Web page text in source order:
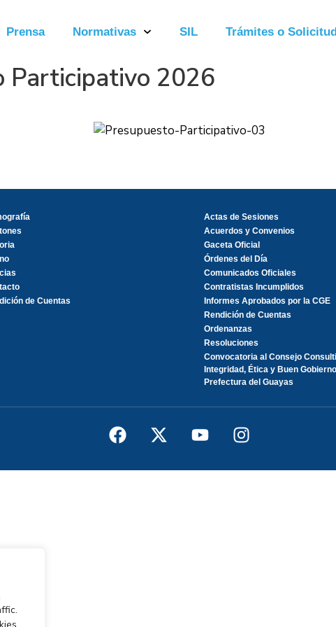
Prensa Normativas SIL Trámites o
Participativo 2026
de Cuentas
Actas de Sesiones
Acuerdos y Convenios
Gaceta Oficial
Órdenes del Día
Comunicados Oficiales
Contratistas Incumplidos
Informes Aprobados por la CGE
Rendición de Cuentas
Ordenanzas
Resoluciones
Convocatoria al Consejo
Integridad, Ética y Buen
Prefectura del Guayas